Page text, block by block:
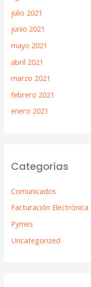
julio 2021
junio 2021
mayo 2021
abril 2021
marzo 2021
febrero 2021
enero 2021
Categorías
Comunicados
Facturación Electrónica
Pymes
Uncategorized